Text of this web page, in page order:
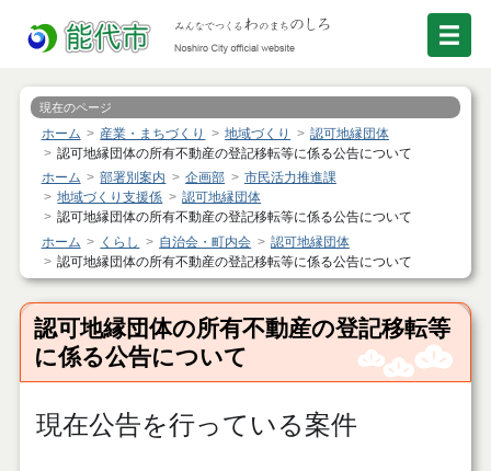
現在のページ
ホーム 産業・まちづくり 地域づくり
認可地縁団体
認可地縁団体の所有不動産の登記移転等に係る公告について
ホーム
部署別案内 企画部
市民活力推進課
地域づくり支援係
認可地縁団体
認可地縁団体の所有不動産の登記移転等に係る公告について
ホーム
くらし 自治会・町内会
認可地縁団体
認可地縁団体の所有不動産の登記移転等に係る公告について
認可地縁団体の所有不動産の登記移転等
に係る公告について
現在公告を行っている案件